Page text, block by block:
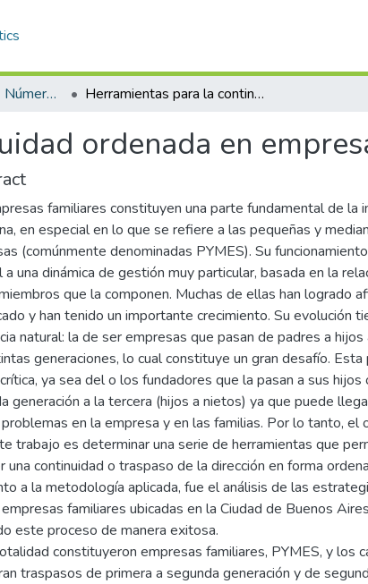
Revista Ingenium - Número 3 Herramientas para la continuidad ordenada en empresas familiares
ordenada en
familiares constituyen una parte fundamental de la
en especial en lo que se refiere a las pequeñas y
(comúnmente denominadas PYMES). Su
a una dinámica de gestión muy particular, basada en la
que la componen. Muchas de ellas han logrado
y han tenido un importante crecimiento. Su evolución
natural: la de ser empresas que pasan de padres a
generaciones, lo cual constituye un gran desafío. Esta
ya sea del o los fundadores que la pasan a sus hijos
generación a la tercera (hijos a nietos) ya que puede
en la empresa y en las familias. Por lo tanto, el
trabajo es determinar una serie de herramientas que
una continuidad o traspaso de la dirección en forma
a la metodología aplicada, fue el análisis de las
familiares ubicadas en la Ciudad de Buenos
este proceso de manera exitosa.
constituyeron empresas familiares, PYMES, y los
traspasos de primera a segunda generación y de